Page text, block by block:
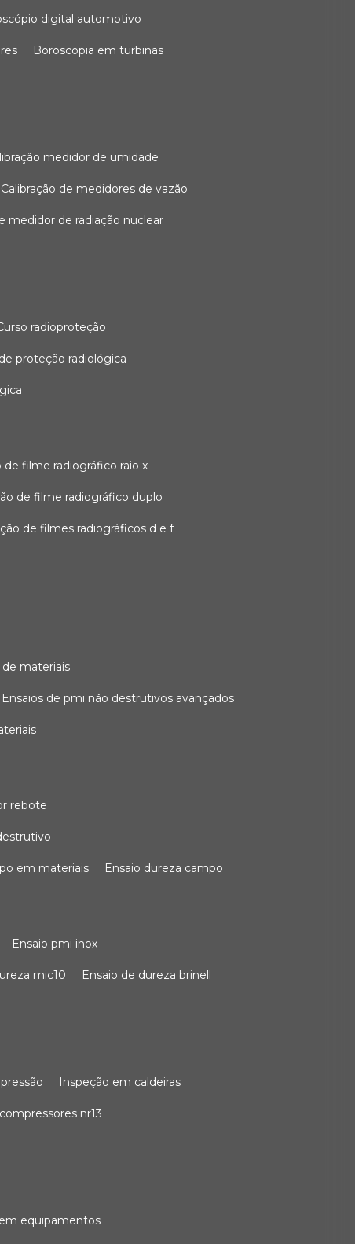
digital automotivo
boroscopia em turbinas
medidor de umidade
calibração de medidores de vazão
medidor de radiação nuclear
curso radioproteção
de proteção radiológica
de filme radiográfico raio x
de filme radiográfico duplo
de filmes radiográficos d e f
de materiais
ensaios de pmi não destrutivos avançados
rebote
em materiais ensaio dureza campo
ensaio pmi inox
mic10 ensaio de dureza brinell
inspeção em caldeiras
nr13
equipamentos